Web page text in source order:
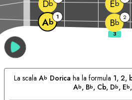
Ab 1 Bb 2
Db Eb
La scalaAb Dorica ha la formula 1, 2,
Ab, Bb, Cb, Db, Eb,